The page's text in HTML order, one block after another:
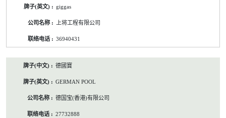
giggas
上将工程有限公司
36940431
德國寶
GERMAN POOL
德国宝(香港)有限公司
27732888